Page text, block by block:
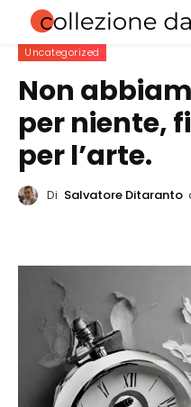
Uncategorized
Non
per niente,
per l’arte.
Di Salvatore Ditaranto